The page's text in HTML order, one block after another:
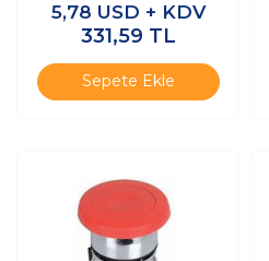
5,78 USD + KDV
331,59 TL
Sepete Ekle